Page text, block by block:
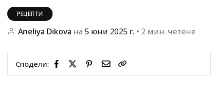
РЕЦЕПТИ
Aneliya Dikova на 5 юни 2025 г. • 2 мин. четене
Сподели: